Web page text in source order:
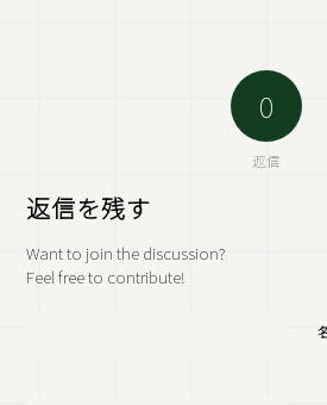
0
返信
返信を残す
Want to join the discussion?
Feel free to contribute!